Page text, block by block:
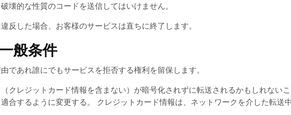
壊的な性質のコードを送信してはいけません。
反した場合、お客様のサービスは直ちに終了します。
般条件
であれ誰にでもサービスを拒否する権利を留保します。
クレジットカード情報を含まない）が暗号化されずに転送されるかもしれない
合するように変更する。 クレジットカード情報は、ネットワークを介した転送